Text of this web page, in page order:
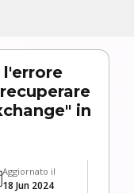
l'errore
in
Aggiornato il
18 Jun 2024